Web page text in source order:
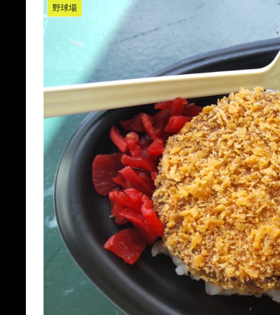
野球場